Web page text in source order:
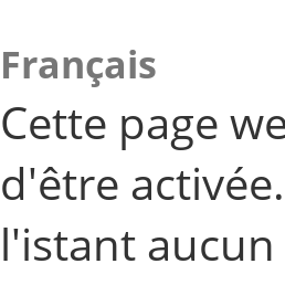
Français
Cette page
d'être
l'istant